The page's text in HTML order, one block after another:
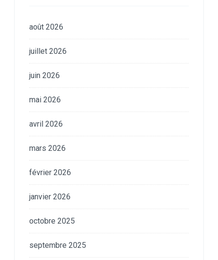
août 2026
juillet 2026
juin 2026
mai 2026
avril 2026
mars 2026
février 2026
janvier 2026
octobre 2025
septembre 2025